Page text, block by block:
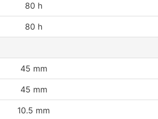
80 h
80 h
45 mm
45 mm
10.5 mm